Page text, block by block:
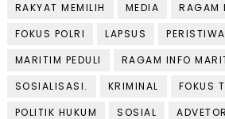
RAKYAT MEMILIH
MEDIA
RAGAM
FOKUS POLRI
LAPSUS PERISTIWA
MARITIM PEDULI
RAGAM INFO
SOSIALISASI.
KRIMINAL FOKUS
POLITIK HUKUM
SOSIAL